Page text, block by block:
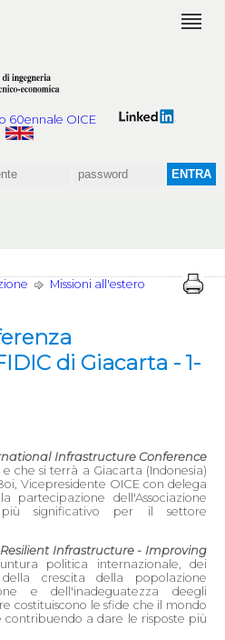
60ennale OICE
Missioni all'estero
di Giacarta - 1-
Infrastructure Conference
che si terrà a Giacarta (Indonesia)
Vicepresidente OICE con delega
partecipazione dell'Associazione
più significativo per il settore
Resilient Infrastructure - Improving
politica internazionale, dei
crescita della popolazione
e dell'inadeguatezza deegli
costituiscono le sfide che il mondo
a dare le risposte più